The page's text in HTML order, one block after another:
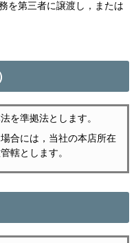
を第三者に譲渡し，または
を準拠法とします。
合には，当社の本店所在
轄とします。